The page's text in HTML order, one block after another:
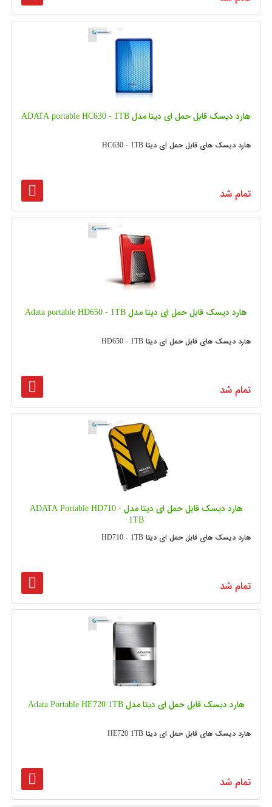
هارد دیسک قابل حمل ای دیتا مدل ADATA portable HC630 - 1TB
هارد دیسک های قابل حمل ای دیتا HC630 - 1TB
تمام شد
هارد دیسک قابل حمل ای دیتا مدل Adata portable HD650 - 1TB
هارد دیسک های قابل حمل ای دیتا HD650 - 1TB
تمام شد
هارد دیسک قابل حمل ای دیتا مدل ADATA Portable HD710 -
1TB
هارد دیسک های قابل حمل ای دیتا HD710 - 1TB
تمام شد
هارد دیسک قابل حمل ای دیتا مدل Adata Portable HE720 1TB
هارد دیسک های قابل حمل ای دیتا HE720 1TB
تمام شد